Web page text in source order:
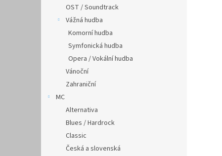
OST / Soundtrack
Vážná hudba
Komorní hudba
Symfonická hudba
Opera / Vokální hudba
Vánoční
Zahraniční
MC
Alternativa
Blues / Hardrock
Classic
Česká a slovenská